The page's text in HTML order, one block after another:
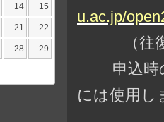
u.ac.jp/
（往復は
申込時の
には使用し
14 15
21 22
28 29